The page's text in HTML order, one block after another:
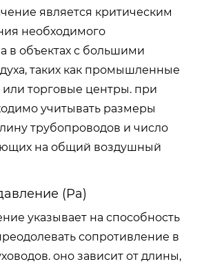
является критическим
необходимого
в объектах с большими
таких как промышленные
торговые центры. при
учитывать размеры
трубопроводов и число
на общий воздушный
(Pa)
указывает на способность
сопротивление в
оно зависит от длины,